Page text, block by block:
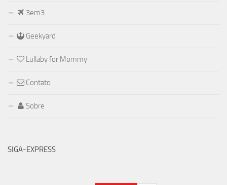
3em3
Geekyard
Lullaby for Mommy
Contato
Sobre
SIGA-EXPRESS